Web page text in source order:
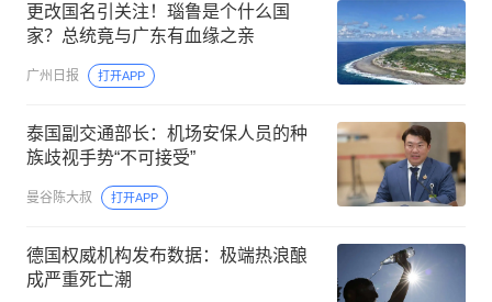
更改国名引关注！瑙鲁是个什么国
家？总统竟与广东有血缘之亲
广州日报 打开APP
泰国副交通部长：机场安保人员的种
族歧视手势“不可接受”
曼谷陈大叔 打开APP
德国权威机构发布数据：极端热浪酿
成严重死亡潮